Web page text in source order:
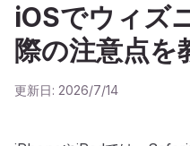
iOSでウィズ
際の注意点
更新日: 2026/7/14